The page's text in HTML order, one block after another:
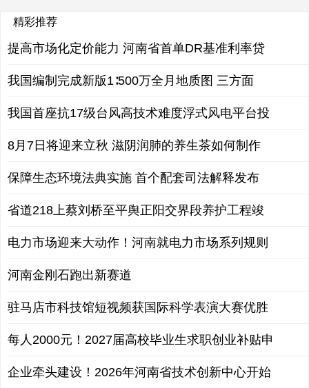
精彩推荐
提高市场化定价能力 河南省首单DR基准利率贷
我国编制完成新版1∶500万全月地质图 三方面
我国首座抗17级台风高技术难度浮式风电平台投
8月7日将迎来立秋 滋阴润肺的养生茶如何制作
保障生态环境法典实施 首个配套司法解释发布
省道218上蔡刘桥至平舆正阳交界段养护工程竣
电力市场迎来大动作！河南就电力市场系列规则
河南金刚石跑出新赛道
驻马店市科技馆短视频获国际科学表演大赛优胜
每人2000元！2027届高校毕业生求职创业补贴申
企业牵头建设！2026年河南省技术创新中心开始